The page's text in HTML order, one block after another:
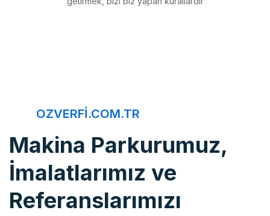
Makina Parkurumuz,
İmalatlarımız ve
Referanslarımızı
Görüntüleyin.